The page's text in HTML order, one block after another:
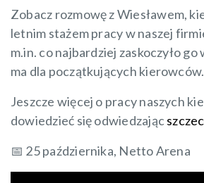
Zobacz rozmowę z Wiesławem,
letnim stażem pracy w naszej
m.in. co najbardziej zaskoczyło go
ma dla początkujących kierowców.
Jeszcze więcej o pracy naszych
dowiedzieć się odwiedzając
📅 25 października, Netto Arena